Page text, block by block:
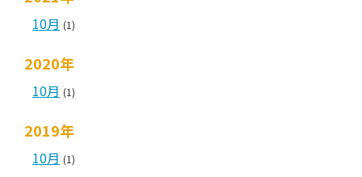
10月 (1)
2020年
10月 (1)
2019年
10月 (1)